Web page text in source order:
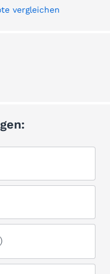
vergleichen